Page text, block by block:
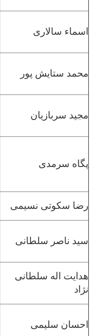
اسماء سالاری
محمد ستایش پور
مجید سربازیان
پگاه سرمدی
رضا سکوتی نسیمی
سید ناصر سلطانی
هدایت اله سلطانی
نژاد
احسان سلیمی